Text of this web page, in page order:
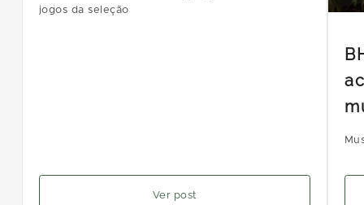
jogos da seleção
Ver post